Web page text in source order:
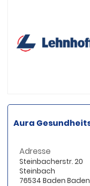
Adresse
Steinbacherstr. 20
Steinbach
76534 Baden Baden